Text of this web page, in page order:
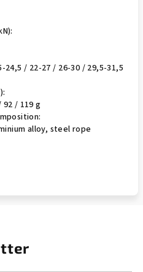
/ 22-27 / 26-30 / 29,5-31,5
/ 119 g
alloy, steel rope